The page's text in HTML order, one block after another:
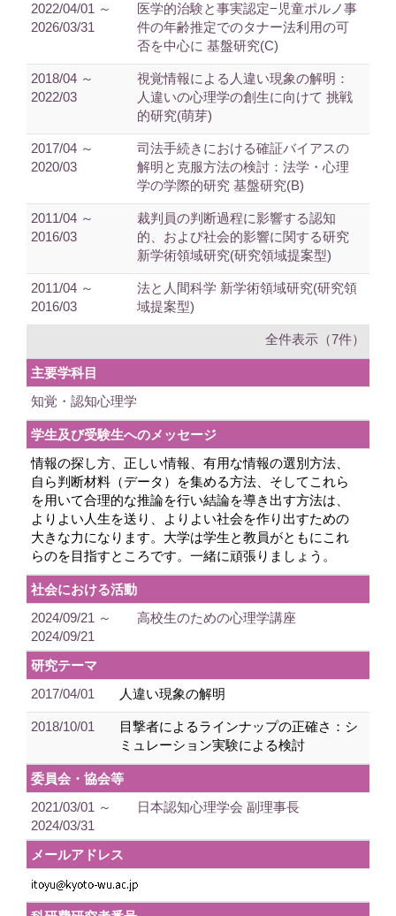
2022/04/01 ～
2026/03/31
医学的治験と事実認定−児童ポルノ事
件の年齢推定でのタナー法利用の可
否を中心に 基盤研究(C)
2018/04 ～
2022/03
視覚情報による人違い現象の解明：
人違いの心理学の創生に向けて 挑戦
的研究(萌芽)
2017/04 ～
2020/03
司法手続きにおける確証バイアスの
解明と克服方法の検討：法学・心理
学の学際的研究 基盤研究(B)
2011/04 ～
2016/03
裁判員の判断過程に影響する認知
的、および社会的影響に関する研究
新学術領域研究(研究領域提案型)
2011/04 ～
2016/03
法と人間科学 新学術領域研究(研究領
域提案型)
全件表示（7件）
主要学科目
知覚・認知心理学
学生及び受験生へのメッセージ
情報の探し方、正しい情報、有用な情報の選別方法、
自ら判断材料（データ）を集める方法、そしてこれら
を用いて合理的な推論を行い結論を導き出す方法は、
よりよい人生を送り、よりよい社会を作り出すための
大きな力になります。大学は学生と教員がともにこれ
らのを目指すところです。一緒に頑張りましょう。
社会における活動
2024/09/21 ～
2024/09/21
高校生のための心理学講座
研究テーマ
2017/04/01
人違い現象の解明
2018/10/01
目撃者によるラインナップの正確さ：シ
ミュレーション実験による検討
委員会・協会等
2021/03/01 ～
2024/03/31
日本認知心理学会 副理事長
メールアドレス